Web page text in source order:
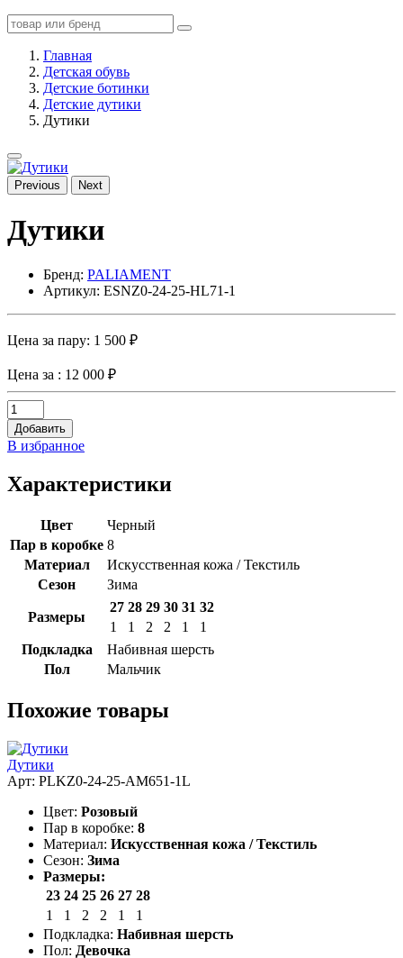
Главная
Детская обувь
Детские ботинки
Детские дутики
Дутики
Previous Next
Дутики
Бренд: PALIAMENT
Артикул: ESNZ0-24-25-HL71-1
Цена за пару: 1 500 ₽
Цена за : 12 000 ₽
Добавить
В избранное
Характеристики
Цвет
Черный
Пар в коробке 8
Материал
Искусственная кожа / Текстиль
Сезон
Зима
Размеры
27 28 29 30 31 32
1
1 2 2 1
1
Подкладка
Набивная шерсть
Пол
Мальчик
Похожие товары
Дутики
Арт: PLKZ0-24-25-AM651-1L
Цвет: Розовый
Пар в коробке: 8
Материал: Искусственная кожа / Текстиль
Сезон: Зима
Размеры:
23 24 25 26 27 28
1
1 2 2 1
1
Подкладка: Набивная шерсть
Пол: Девочка